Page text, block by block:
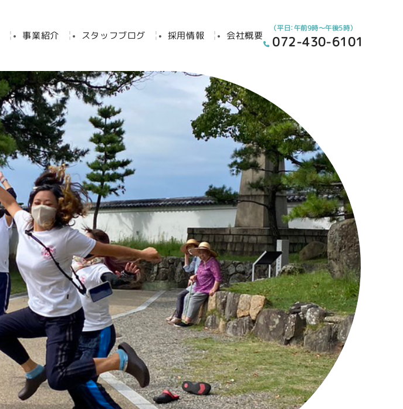
事業紹介 スタッフブログ 採用情報 会社概要
（平日：午前9時～午後5時）
072-430-6101